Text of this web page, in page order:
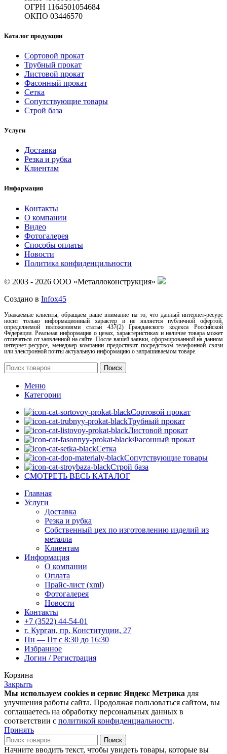
ОГРН 1164501054684
ОКПО 03446570
Каталог продукции
Сортовой прокат
Трубный прокат
Листовой прокат
Фасонный прокат
Сетка
Сопутствующие товары
Строй база
Услуги
Доставка
Резка и рубка
Клиентам
Информация
Контакты
О компании
Видео
Фотогалерея
Способы оплаты
Новости
Политика конфиденцильности
© 2003 - 2026 ООО «Металлоконструкция»
Создано в Infox45
Уважаемые клиенты, обращаем ваше внимание на то, что данный интернет-ресурс
носит только информационный характер и не является публичной офертой,
определяемой положениями статьи 437(2) Гражданского кодекса Российской
Федерации. Реальная информация о ценах, характеристиках и наличие товара может
отличаться от заявленной на сайте. После вашей заявки, сформированной на данном
интернет-ресурсе, менеджер компании предоставит посредством телефонной связи
или электронной почты актуальную информацию о запрашиваемом товаре.
Поиск
Меню
Категории
Сортовой прокат
Трубный прокат
Листовой прокат
Фасонный прокат
Сетка
Сопутствующие товары
Строй база
СМОТРЕТЬ ВЕСЬ КАТАЛОГ
Главная
Услуги
Доставка
Резка и рубка
Собственный цех по изготовлению изделий из
металла
Клиентам
Информация
О компании
Оплата
Прайс-лист (xml)
Фотогалерея
Новости
Контакты
+7 (3522) 44-54-01
г. Курган, пр. Конституции, 27
Пн — Пт с 8:30 до 16:30
Избранное
Логин / Регистрация
Корзина
Закрыть
Мы используем cookies и сервис Яндекс Метрика для
улучшения работы сайта. Продолжая пользоваться сайтом, вы
соглашаетесь на обработку персональных данных в
соответствии с политикой конфиденциальности.
Принять
Поиск
Начните вводить текст, чтобы увидеть товары, которые вы